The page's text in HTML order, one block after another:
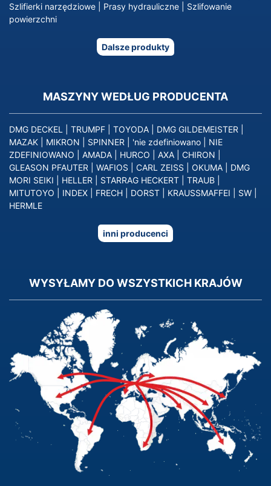
Szlifierki narzędziowe
Prasy hydrauliczne
Szlifowanie
powierzchni
Dalsze produkty
MASZYNY WEDŁUG PRODUCENTA
DMG DECKEL TRUMPF TOYODA DMG GILDEMEISTER
MAZAK
MIKRON SPINNER 'nie zdefiniowano
NIE
ZDEFINIOWANO
AMADA HURCO AXA CHIRON
GLEASON PFAUTER
WAFIOS CARL ZEISS OKUMA
DMG
MORI SEIKI
HELLER STARRAG HECKERT TRAUB
MITUTOYO
INDEX FRECH DORST KRAUSSMAFFEI SW
HERMLE
inni producenci
WYSYŁAMY DO WSZYSTKICH KRAJÓW